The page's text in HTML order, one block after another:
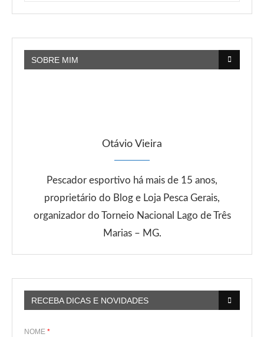
SOBRE MIM
Otávio Vieira
Pescador esportivo há mais de 15 anos,
proprietário do Blog e Loja Pesca Gerais,
organizador do Torneio Nacional Lago de Três
Marias – MG.
RECEBA DICAS E NOVIDADES
NOME *